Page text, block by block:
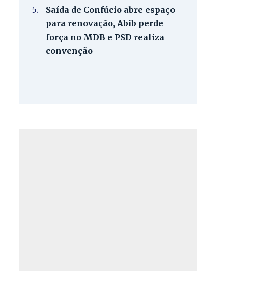
5.
Saída de Confúcio abre espaço
para renovação, Abib perde
força no MDB e PSD realiza
convenção